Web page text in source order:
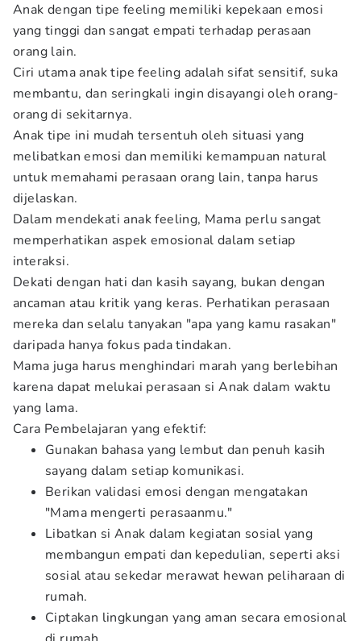
Anak dengan tipe feeling memiliki kepekaan emosi
yang tinggi dan sangat empati terhadap perasaan
orang lain.
Ciri utama anak tipe feeling adalah sifat sensitif, suka
membantu, dan seringkali ingin disayangi oleh orang-
orang di sekitarnya.
Anak tipe ini mudah tersentuh oleh situasi yang
melibatkan emosi dan memiliki kemampuan natural
untuk memahami perasaan orang lain, tanpa harus
dijelaskan.
Dalam mendekati anak feeling, Mama perlu sangat
memperhatikan aspek emosional dalam setiap
interaksi.
Dekati dengan hati dan kasih sayang, bukan dengan
ancaman atau kritik yang keras. Perhatikan perasaan
mereka dan selalu tanyakan "apa yang kamu rasakan"
daripada hanya fokus pada tindakan.
Mama juga harus menghindari marah yang berlebihan
karena dapat melukai perasaan si Anak dalam waktu
yang lama.
Cara Pembelajaran yang efektif:
Gunakan bahasa yang lembut dan penuh kasih
sayang dalam setiap komunikasi.
Berikan validasi emosi dengan mengatakan
"Mama mengerti perasaanmu."
Libatkan si Anak dalam kegiatan sosial yang
membangun empati dan kepedulian, seperti aksi
sosial atau sekedar merawat hewan peliharaan di
rumah.
Ciptakan lingkungan yang aman secara emosional